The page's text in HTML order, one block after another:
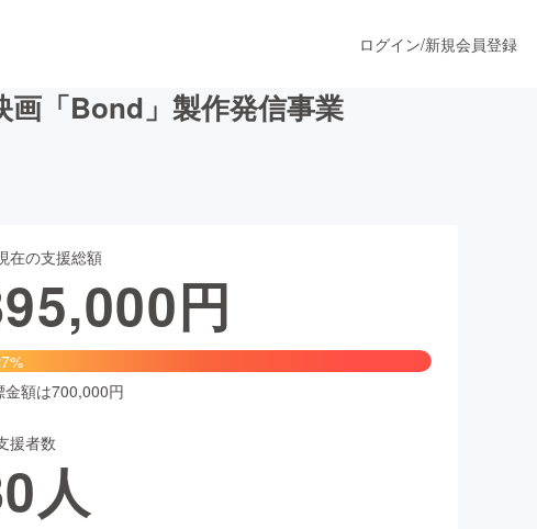
ス
ファッション
スケア
ログイン/新規会員登録
「Bond」製作発信事業
在の支援総額
円
金額は700,000円
援者数
人